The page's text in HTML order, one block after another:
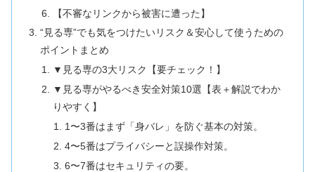
【不審なリンクから被害に遭った】
“見る専”でも気をつけたいリスク＆安心して使うための
ポイントまとめ
▼見る専の3大リスク【要チェック！】
▼見る専がやるべき安全対策10選【表＋解説でわか
りやすく】
1〜3番はまず「身バレ」を防ぐ基本の対策。
4〜5番はプライバシーと誤操作対策。
6〜7番はセキュリティの要。